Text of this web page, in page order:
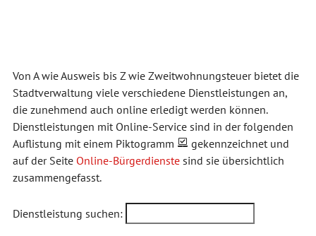
Von A wie Ausweis bis Z wie Zweitwohnungsteuer bietet die
Stadtverwaltung viele verschiedene Dienstleistungen an,
die zunehmend auch online erledigt werden können.
Dienstleistungen mit Online-Service sind in der folgenden
Auflistung mit einem Piktogramm
gekennzeichnet und
auf der Seite Online-Bürgerdienstesind sie übersichtlich
zusammengefasst.
Dienstleistung suchen: